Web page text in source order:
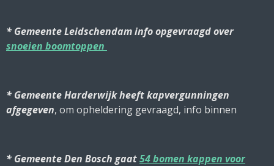
* Gemeente Leidschendam info opgevraagd over
snoeien boomtoppen
* Gemeente Harderwijk heeft kapvergunningen
afgegeven, om opheldering gevraagd, info binnen
* Gemeente Den Bosch gaat54 bomen kappen voor